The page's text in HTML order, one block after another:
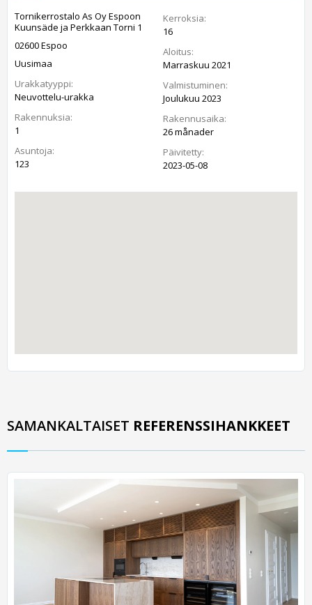
Tornikerrostalo As Oy Espoon
Kuunsäde ja Perkkaan Torni 1
02600 Espoo
Uusimaa
Urakkatyyppi:
Neuvottelu-urakka
Rakennuksia:
1
Asuntoja:
123
Kerroksia:
16
Aloitus:
Marraskuu 2021
Valmistuminen:
Joulukuu 2023
Rakennusaika:
26 månader
Päivitetty:
2023-05-08
SAMANKALTAISET REFERENSSIHANKKEET